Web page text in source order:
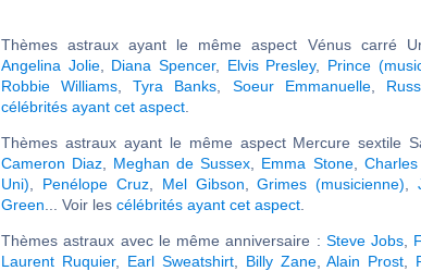
Thèmes astraux ayant le même aspect Vénus carré
Angelina Jolie, Diana Spencer, Elvis Presley, Prince
Robbie Williams ,Tyra Banks Soeur Emmanuelle,
célébrités ayant cet aspect
Thèmes astraux ayant le même aspect Mercure sextile
Cameron Diaz
Meghan de Sussex Emma Stone,
Uni)
Penélope Cruz, Mel Gibson ,Grimes (musicienne) ,
Green ... Voir les célébrités ayant cet aspect
Thèmes astraux avec le même anniversaire : Steve Jobs
Laurent Ruquier, Earl Sweatshirt, Billy Zane,Alain Prost